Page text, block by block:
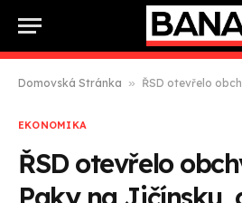
Domovská Stránka » ŘSD otevřelo obchvat Nové
EKONOMIKA
ŘSD otevřelo